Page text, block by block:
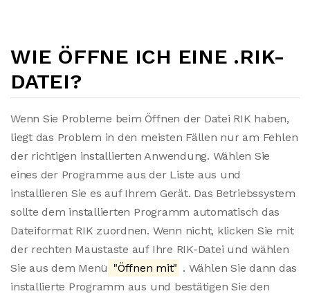
WIE ÖFFNE ICH EINE .RIK-
DATEI?
Wenn Sie Probleme beim Öffnen der Datei RIK haben,
liegt das Problem in den meisten Fällen nur am Fehlen
der richtigen installierten Anwendung. Wählen Sie
eines der Programme aus der Liste aus und
installieren Sie es auf Ihrem Gerät. Das Betriebssystem
sollte dem installierten Programm automatisch das
Dateiformat RIK zuordnen. Wenn nicht, klicken Sie mit
der rechten Maustaste auf Ihre RIK-Datei und wählen
Sie aus dem Menü "Öffnen mit" . Wählen Sie dann das
installierte Programm aus und bestätigen Sie den